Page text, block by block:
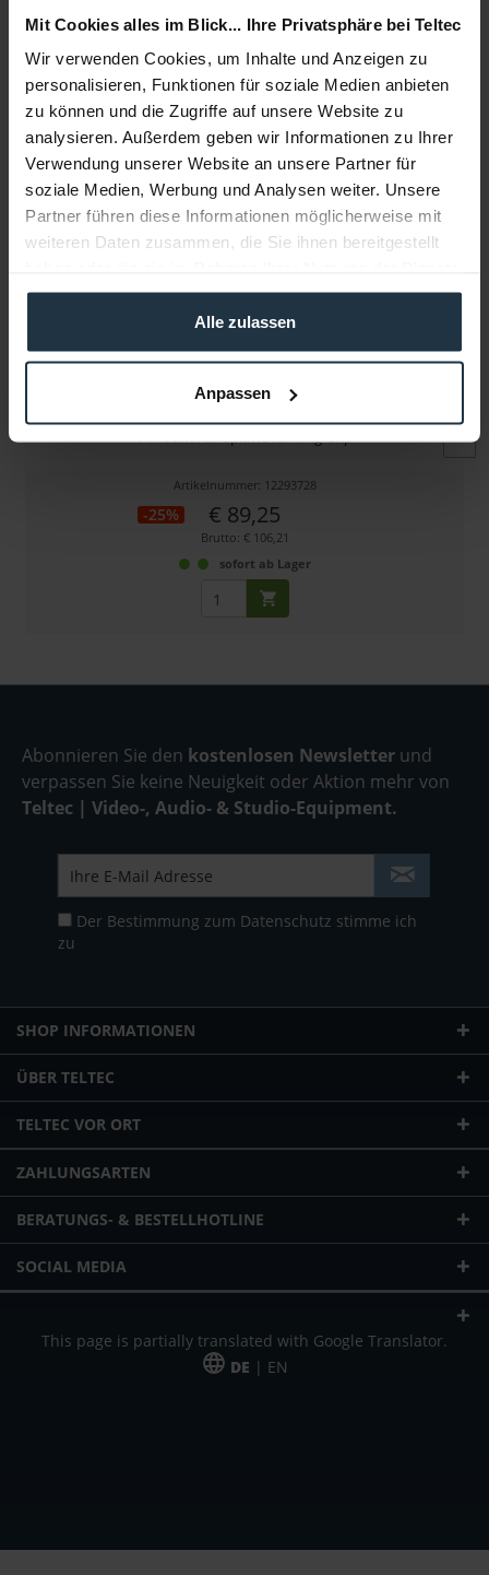
Mit Cookies alles im Blick... Ihre Privatsphäre bei Teltec
Wir verwenden Cookies, um Inhalte und Anzeigen zu
personalisieren, Funktionen für soziale Medien anbieten
zu können und die Zugriffe auf unsere Website zu
analysieren. Außerdem geben wir Informationen zu Ihrer
Verwendung unserer Website an unsere Partner für
soziale Medien, Werbung und Analysen weiter. Unsere
Partner führen diese Informationen möglicherweise mit
weiteren Daten zusammen, die Sie ihnen bereitgestellt
gesammelt haben.
Alle zulassen
Anpassen
Infos zu Hersteller & Produktsicherheit
Folgende Infos zum Hersteller sind verfübar...... mehr
Weitere Artikel von Tilta ansehen
Tilta TGA-RG-V
V-Mount Akkuplatte für Ring Grip
Artikelnummer: 12293728
-25% € 89,25
Brutto: € 106,21
sofort ab Lager
Abonnieren Sie den kostenlosen Newsletter und
verpassen Sie keine Neuigkeit oder Aktion mehr von
Teltec | Video-, Audio- & Studio-Equipment.
Der Bestimmung zum Datenschutz stimme ich
zu
SHOP INFORMATIONEN
ÜBER TELTEC
TELTEC VOR ORT
ZAHLUNGSARTEN
BERATUNGS- & BESTELLHOTLINE
SOCIAL MEDIA
This page is partially translated with Google Translator.
DE | EN